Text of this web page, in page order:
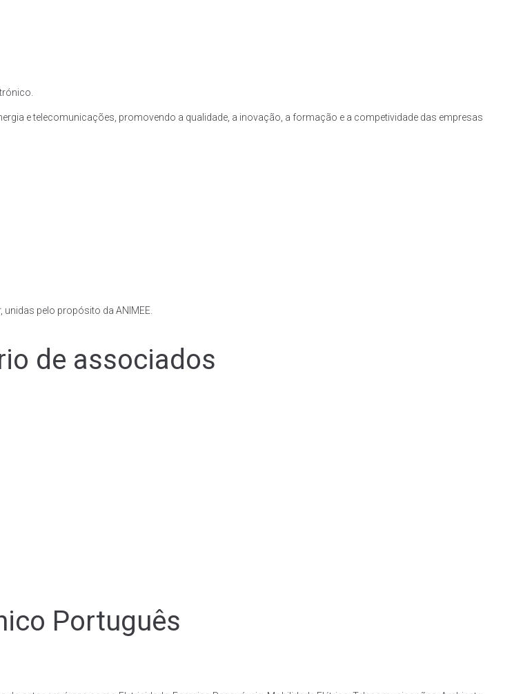
e telecomunicações, promovendo a qualidade, a inovação, a formação e a competividade das empresas
pelo propósito da ANIMEE.
de associados
Português